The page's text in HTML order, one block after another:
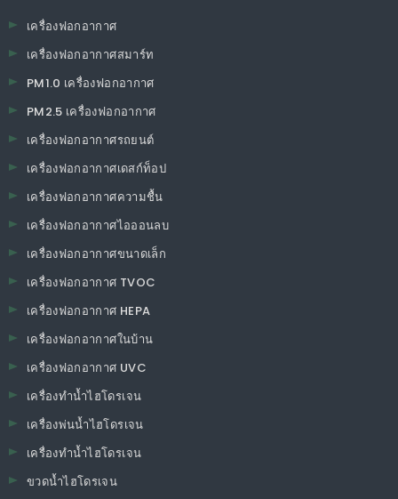
Olansi Healthcare Co. , Ltd เป็นผู้ผลิตมืออาชีพของเครื่องฟอกอากาศ, น้ำ
12 ปีตั้งแต่ปี 2009 ในกวางโจว, จีน โรงงานแม่พิมพ์ฉีด 60,000 m2 โรงงาน
กรองของตัวเองโรงงานแม่พิมพ์ของตัวเองโรงงานประกอบของตัวเอง! ห้อง
prfessional ใน ODM บริการ OEM! 3,000 ชิ้นต่อวันกำลังการผลิต! 100%
การทดสอบอายุสำหรับการผลิตจำนวนมาก! CE, CB, ROHS, SASO, CQC,
olansi produts
เครื่องฟอกอากาศ
เครื่องฟอกอากาศสมาร์ท
PM1.0 เครื่องฟอกอากาศ
PM2.5 เครื่องฟอกอากาศ
เครื่องฟอกอากาศรถยนต์
เครื่องฟอกอากาศเดสก์ท็อป
เครื่องฟอกอากาศความชื้น